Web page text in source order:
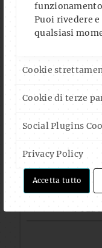
Puoi rivedere
qualsiasi
Cookie
Cookie di terze
Social Plugins
Privacy Policy
Accetta tutto
Mehr laden